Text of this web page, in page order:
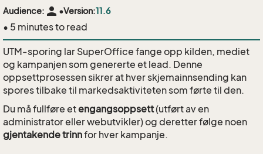
Audience: person •Version:11.6
• 5 minutes to read
UTM-sporing lar SuperOffice fange opp kilden, mediet
og kampanjen som genererte et lead. Denne
oppsettprosessen sikrer at hver skjemainnsending kan
spores tilbake til markedsaktiviteten som førte til den.
Du må fullføre etengangsoppsett(utført av en
administrator eller webutvikler) og deretter følge noen
gjentakende trinnfor hver kampanje.